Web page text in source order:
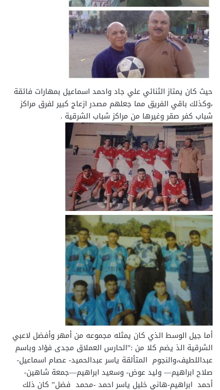
حيث كان يمتاز الثنائي علي جاد واحمد اسماعيل بمهارات فائقة
،وكذلك باقي الفريق مما جعلهم مصدر ازعاج كبير لفرق مراكز
شباب كفر صقر وغيرها من مراكز شباب الشرقية .
أما جيل الوسط الذي كان يمثله مجموعه من أمهر وأفضل لاعبي
الشرقية الذ يضم كلا من :”الحارس العملاق مجدى فؤاد وباسم
عبداللطيف،والنجوم المتألقة ياسر عبدالحميد- عصام اسماعيل-
صلاح ابراهيم— وليد عوض- وسعيد ابراهيم—جمعة شاهين-
أحمد ابراهيم-هاني خليل ياسر احمد -محمد فضل” كان ذلك